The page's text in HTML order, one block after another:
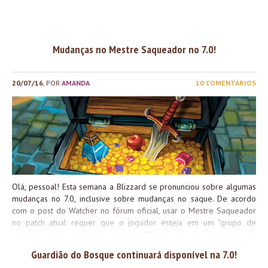
Mudanças no Mestre Saqueador no 7.0!
20/07/16, POR AMANDA 10 COMENTÁRIOS
Olá, pessoal! Esta semana a Blizzard se pronunciou sobre algumas
mudanças no 7.0, inclusive sobre mudanças no saque. De acordo
com o post do Watcher no fórum oficial, usar o Mestre Saqueador
no patch atual requer que o jogador esteja em um “grupo de
looting – quando o responsável pelo saque rouba os itens para si
Guardião do Bosque continuará disponível na 7.0!